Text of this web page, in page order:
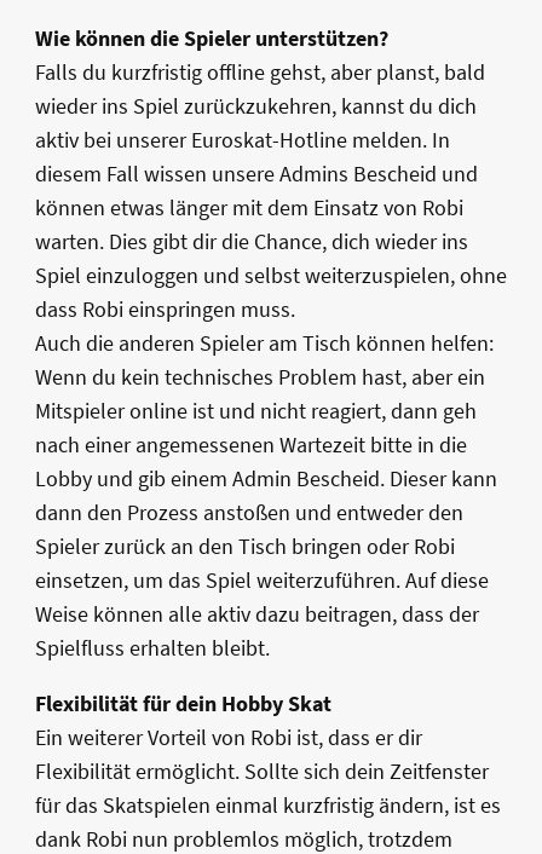
Wie können die Spieler unterstützen?
Falls du kurzfristig offline gehst, aber planst, bald
wieder ins Spiel zurückzukehren, kannst du dich
aktiv bei unserer Euroskat-Hotline melden. In
diesem Fall wissen unsere Admins Bescheid und
können etwas länger mit dem Einsatz von Robi
warten. Dies gibt dir die Chance, dich wieder ins
Spiel einzuloggen und selbst weiterzuspielen, ohne
dass Robi einspringen muss.
Auch die anderen Spieler am Tisch können helfen:
Wenn du kein technisches Problem hast, aber ein
Mitspieler online ist und nicht reagiert, dann geh
nach einer angemessenen Wartezeit bitte in die
Lobby und gib einem Admin Bescheid. Dieser kann
dann den Prozess anstoßen und entweder den
Spieler zurück an den Tisch bringen oder Robi
einsetzen, um das Spiel weiterzuführen. Auf diese
Weise können alle aktiv dazu beitragen, dass der
Spielfluss erhalten bleibt.
Flexibilität für dein Hobby Skat
Ein weiterer Vorteil von Robi ist, dass er dir
Flexibilität ermöglicht. Sollte sich dein Zeitfenster
für das Skatspielen einmal kurzfristig ändern, ist es
dank Robi nun problemlos möglich, trotzdem